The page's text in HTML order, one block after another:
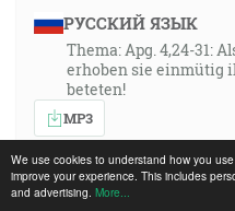
We use cookies to understand how you
improve your experience. This includes
and advertising. More...
РУССКИЙ ЯЗЫК
Thema: Apg. 4,24-31:
erhoben sie einmütig
beteten!
MP3
POLSKI